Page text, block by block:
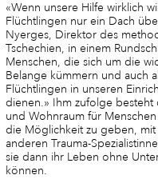
«Wenn unsere Hilfe wirklich
Flüchtlingen nur ein Dach
Nyerges, Direktor des
Tschechien, in einem
Menschen, die sich um die
Belange kümmern und auch
Flüchtlingen in unseren
dienen.» Ihm zufolge besteht
und Wohnraum für
die Möglichkeit zu geben,
anderen Trauma-
sie dann ihr Leben ohne
können.